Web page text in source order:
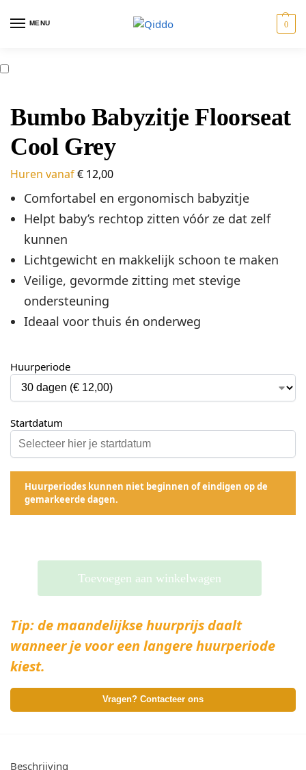
MENU 0
Bumbo Babyzitje Floorseat
Cool Grey
Huren vanaf€ 12,00
Comfortabel en ergonomisch babyzitje
Helpt baby’s rechtop zitten vóór ze dat zelf
kunnen
Lichtgewicht en makkelijk schoon te maken
Veilige, gevormde zitting met stevige
ondersteuning
Ideaal voor thuis én onderweg
Huurperiode
Startdatum
Huurperiodes kunnen niet beginnen of eindigen op de
gemarkeerde dagen.
Toevoegen aan winkelwagen
Tip: de maandelijkse huurprijs daalt
wanneer je voor een langere huurperiode
kiest.
Vragen? Contacteer ons
Beschrijving